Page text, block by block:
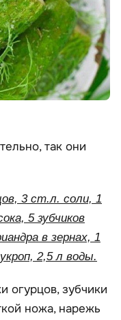
так они
3 ст.л. соли, 1
5 зубчиков
в зернах, 1
2,5 л воды.
огурцов, зубчики
ножа, нарежь